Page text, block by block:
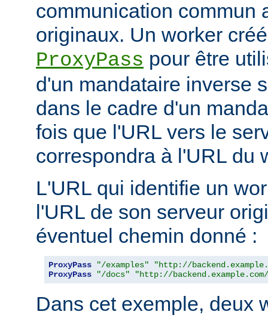
communication commun
originaux. Un worker
ProxyPass pour être
d'un mandataire inverse
dans le cadre d'un
fois que l'URL vers le
correspondra à l'URL du
L'URL qui identifie un
l'URL de son serveur
éventuel chemin donné :
ProxyPass "/examples"
"http://
ProxyPass
"/docs" "http://
Dans cet exemple, deux